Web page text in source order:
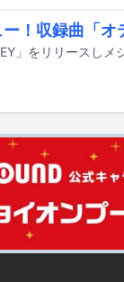
！収録曲「オ